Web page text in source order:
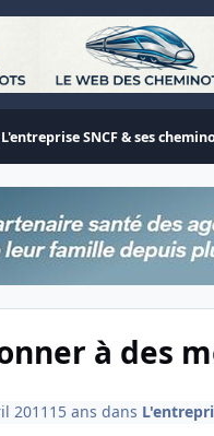
L'entreprise SNCF & ses
à des
2011 15 ans dans